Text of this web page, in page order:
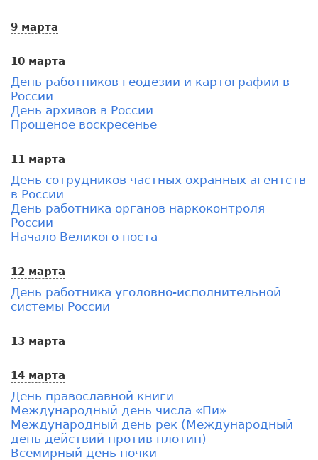
9 марта
10 марта
День работников геодезии и картографии в
России
День архивов в России
Прощеное воскресенье
11 марта
День сотрудников частных охранных агентств
в России
День работника органов наркоконтроля
России
Начало Великого поста
12 марта
День работника уголовно-исполнительной
системы России
13 марта
14 марта
День православной книги
Международный день числа «Пи»
Международный день рек (Международный
день действий против плотин)
Всемирный день почки